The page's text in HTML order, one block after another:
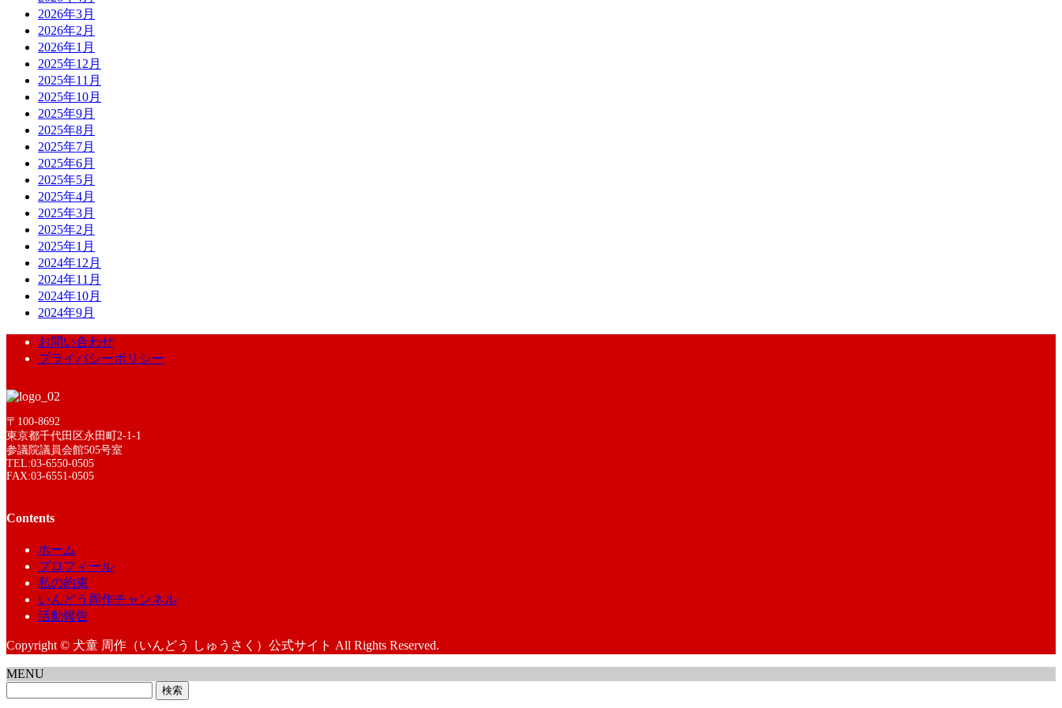
2026年3月
2026年2月
2026年1月
2025年12月
2025年11月
2025年10月
2025年9月
2025年8月
2025年7月
2025年6月
2025年5月
2025年4月
2025年3月
2025年2月
2025年1月
2024年12月
2024年11月
2024年10月
2024年9月
お問い合わせ
プライバシーポリシー
〒100-8692
東京都千代田区永田町2-1-1
参議院議員会館505号室
TEL:03-6550-0505
FAX:03-6551-0505
Contents
ホーム
プロフィール
私の約束
いんどう周作チャンネル
活動報告
Copyright © 犬童 周作（いんどう しゅうさく）公式サイト All Rights Reserved.
MENU